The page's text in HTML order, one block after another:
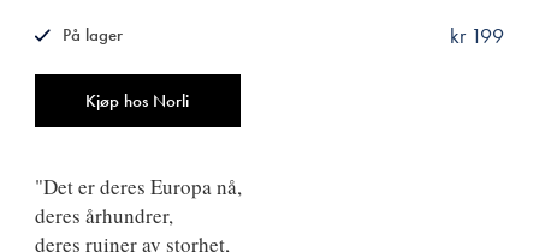
Kjøp hos Norli
kr 199
På lager
"Det er deres Europa nå,
deres århundrer,
deres ruiner av storhet,